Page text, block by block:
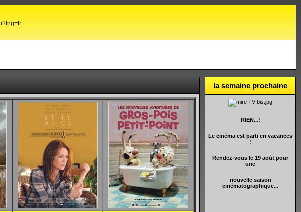
la semaine prochaine
RIEN...!
Le cinéma est parti en vacances
!
Rendez-vous le 19 août pour
une
nouvelle saison
cinématographique...